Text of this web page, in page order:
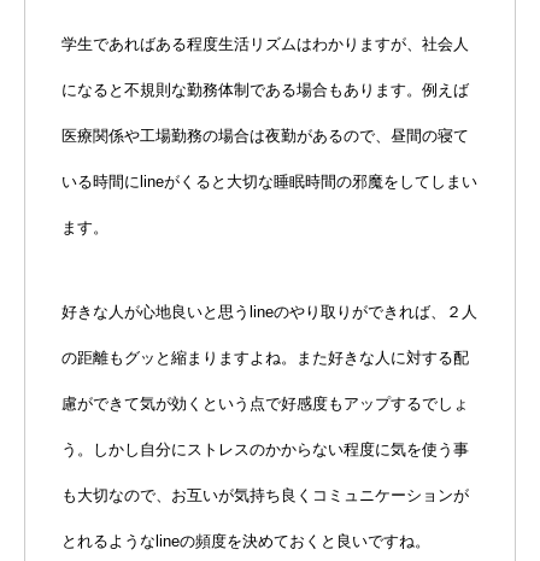
学生であればある程度生活リズムはわかりますが、社会人
になると不規則な勤務体制である場合もあります。例えば
医療関係や工場勤務の場合は夜勤があるので、昼間の寝て
いる時間にlineがくると大切な睡眠時間の邪魔をしてしまい
ます。
好きな人が心地良いと思うlineのやり取りができれば、２人
の距離もグッと縮まりますよね。また好きな人に対する配
慮ができて気が効くという点で好感度もアップするでしょ
う。しかし自分にストレスのかからない程度に気を使う事
も大切なので、お互いが気持ち良くコミュニケーションが
とれるようなlineの頻度を決めておくと良いですね。